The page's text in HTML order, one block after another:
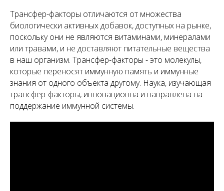
Трансфер-факторы отличаются от множества
биологически активных добавок, доступных на рынке,
поскольку они не являются витаминами, минералами
или травами, и не доставляют питательные вещества
в наш организм. Трансфер-факторы - это молекулы,
которые переносят иммунную память и иммунные
знания от одного объекта другому. Наука, изучающая
трансфер-факторы, инновационна и направлена на
поддержание иммунной системы.